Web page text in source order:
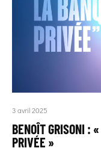
3 avril 2025
BENOÎT GRISONI :
PRIVÉE »